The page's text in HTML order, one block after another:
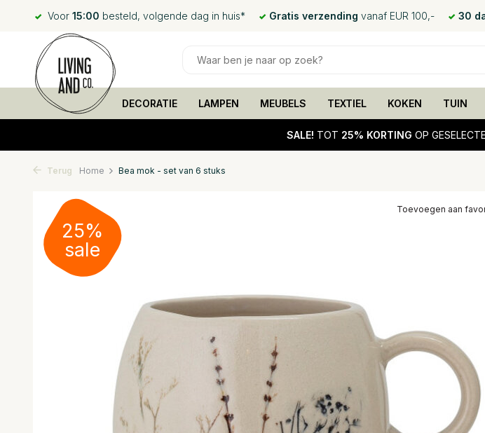
Voor 15:00 besteld, volgende dag in huis* Gratis verzending vanaf EUR 100,- 30
DECORATIE LAMPEN MEUBELS TEXTIEL KOKEN TUIN
SALE! TOT 25% KORTING OP
Terug Home Bea mok - set van 6 stuks
Toevoegen aan
25%
sale